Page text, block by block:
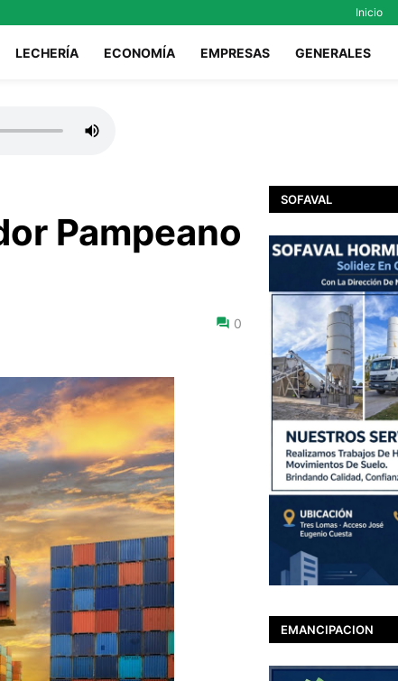
Inicio
LECHERÍA ECONOMÍA EMPRESAS GENERALES
Pampeano
0
SOFAVAL
EMANCIPACION